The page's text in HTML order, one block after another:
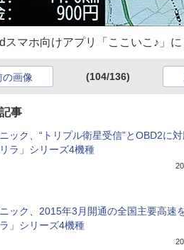
スマホ向けアプリ「ここいこ♪」
の画像 (104/136)
事
ック、“トリプル衛星受信”とOBD2に
ラ」シリーズ4機種
ック、2015年3月開通の全国主要高速
ラ」シリーズ4機種